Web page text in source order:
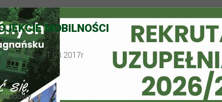
MOBILNOŚCI
– 31.03.2017r